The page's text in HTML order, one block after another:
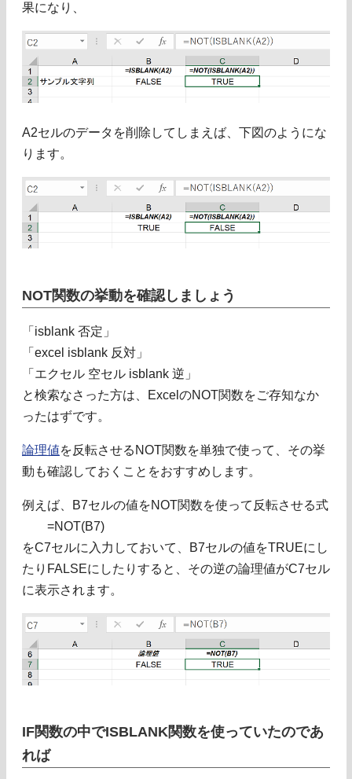
果になり、
A2セルのデータを削除してしまえば、下図のようにな
ります。
NOT関数の挙動を確認しましょう
「isblank 否定」
「excel isblank 反対」
「エクセル 空セル isblank 逆」
と検索なさった方は、ExcelのNOT関数をご存知なか
ったはずです。
論理値を反転させるNOT関数を単独で使って、その挙
動も確認しておくことをおすすめします。
例えば、B7セルの値をNOT関数を使って反転させる式
=NOT(B7)
をC7セルに入力しておいて、B7セルの値をTRUEにし
たりFALSEにしたりすると、その逆の論理値がC7セル
に表示されます。
IF関数の中でISBLANK関数を使っていたのであ
れば